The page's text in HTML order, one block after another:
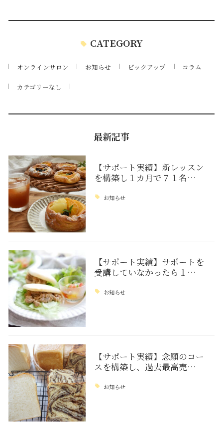
CATEGORY
オンラインサロン お知らせ ピックアップ コラム
カテゴリーなし
最新記事
【サポート実績】新レッスン
を構築し１カ月で７１名…
お知らせ
【サポート実績】サポートを
受講していなかったら１…
お知らせ
【サポート実績】念願のコー
スを構築し、過去最高売…
お知らせ